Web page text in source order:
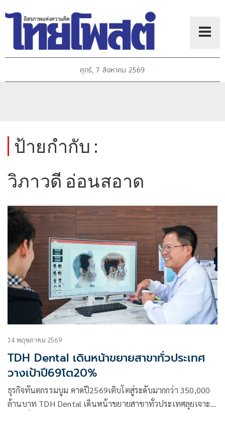
ศุกร์, 7 สิงหาคม 2569
ป้ายกำกับ :
วิภาวดี อ่อนสอาด
14 พฤษภาคม 2569
TDH Dental เดินหน้าขยายสาขาทั่วประเทศ
วางเป้าปี69โต20%
ธุรกิจทันตกรรมบูม คาดปี2569เติบโตสู่ระดับมากกว่า 350,000
ล้านบาท TDH Dental เดินหน้าขยายสาขาทั่วประเทศลุยเจาะ